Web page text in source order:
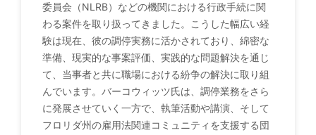
委員会（NLRB）などの機関における行政手続に関
わる案件を取り扱ってきました。こうした幅広い経
験は現在、彼の調停実務に活かされており、綿密な
準備、現実的な事案評価、実践的な問題解決を通じ
て、当事者と共に職場における紛争の解決に取り組
んでいます。バーコウィッツ氏は、調停業務をさら
に発展させていく一方で、執筆活動や講演、そして
フロリダ州の雇用法関連コミュニティを支援する団